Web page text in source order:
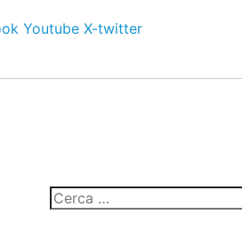
Youtube X-twitter